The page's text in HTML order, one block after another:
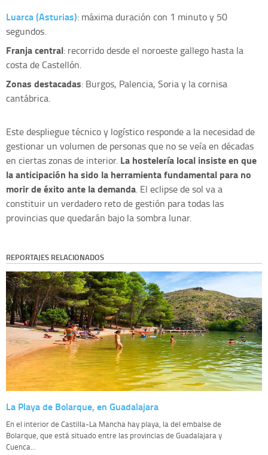
Luarca (Asturias): máxima duración con 1 minuto y 50
segundos.
Franja central: recorrido desde el noroeste gallego hasta la
costa de Castellón.
Zonas destacadas: Burgos, Palencia, Soria y la cornisa
cantábrica.
Este despliegue técnico y logístico responde a la necesidad de
gestionar un volumen de personas que no se veía en décadas
en ciertas zonas de interior. La hostelería local insiste en que
la anticipación ha sido la herramienta fundamental para no
morir de éxito ante la demanda. El eclipse de sol va a
constituir un verdadero reto de gestión para todas las
provincias que quedarán bajo la sombra lunar.
REPORTAJES RELACIONADOS
La Playa de Bolarque, en Guadalajara
En el interior de Castilla-La Mancha hay playa, la del embalse de
Bolarque, que está situado entre las provincias de Guadalajara y
Cuenca...